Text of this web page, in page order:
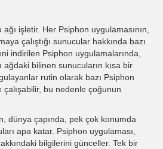
işletir. Her Psiphon uygulamasının,
çalıştığı sunucular hakkında bazı
indirilen Psiphon uygulamalarında,
ağdaki bilinen sunucuların kısa bir
rutin olarak bazı Psiphon
çalışabilir, bu nedenle çoğunun
dünya çapında, pek çok konumda
apa katar. Psiphon uygulaması,
bilgilerini günceller. Tek bir